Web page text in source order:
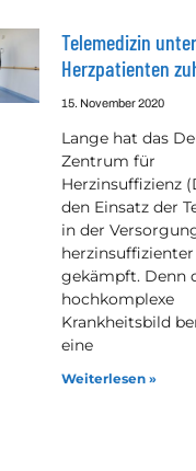
Telemedizin
Herzpatienten
15. November 2020
Lange hat das
Zentrum für
Herzinsuffizienz
den Einsatz der
in der
gekämpft. Denn
hochkomplexe
Krankheitsbild
eine
Weiterlesen »